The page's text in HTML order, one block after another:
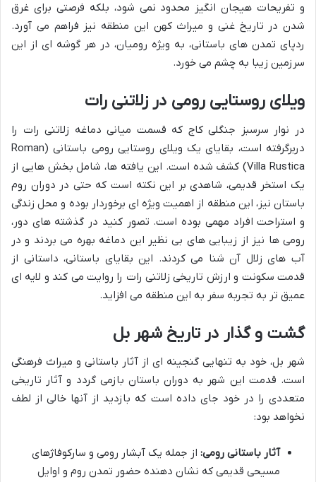
و تفریحات هیجان انگیز محدود نمی شود، بلکه فرصتی برای غرق
شدن در تاریخ غنی و میراث کهن این منطقه نیز فراهم می آورد.
ردپای تمدن های باستانی، به ویژه رومیان، در هر گوشه ای از این
سرزمین زیبا به چشم می خورد.
ویلای روستایی رومی در زلاتنی رات
در نوار سرسبز جنگلی کاج که قسمت میانی دماغه زلاتنی رات را
دربرگرفته است، بقایای یک ویلای روستایی رومی باستانی (Roman
Villa Rustica) کشف شده است. این یافته ها، شامل بخش هایی از
یک استخر قدیمی، شاهدی بر این نکته است که حتی در دوران روم
باستان نیز، این منطقه از اهمیت ویژه ای برخوردار بوده و محل زندگی
و استراحت افراد مهمی بوده است. تصور کنید در گذشته های دور،
رومی ها نیز از زیبایی های بی نظیر این دماغه بهره می بردند و در
آب های زلال آن شنا می کردند. این بقایای باستانی، داستانی از
قدمت سکونت و ارزش تاریخی زلاتنی رات را روایت می کند و لایه ای
عمیق تر به تجربه سفر به این منطقه می افزاید.
گشت و گذار در تاریخ شهر بل
شهر بل، خود به تنهایی گنجینه ای از آثار باستانی و میراث فرهنگی
است. قدمت این شهر به دوران باستان بازمی گردد و آثار تاریخی
متعددی را در خود جای داده است که بازدید از آنها خالی از لطف
نخواهد بود:
آثار باستانی رومی: از جمله یک آبشار رومی و سارکوفاژهای
مسیحی قدیمی که نشان دهنده حضور تمدن روم و اوایل